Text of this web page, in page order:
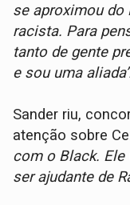
se aproximou do
racista. Para
tanto de gente
e sou uma
Sander riu,
atenção sobre
com o Black. Ele
ser ajudante de